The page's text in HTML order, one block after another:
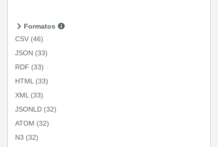
Formatos
CSV (46)
JSON (33)
RDF (33)
HTML (33)
XML (33)
JSONLD (32)
ATOM (32)
N3 (32)